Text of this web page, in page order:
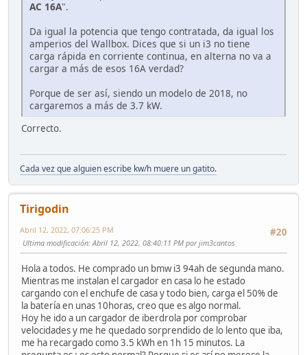
AC 16A".
Da igual la potencia que tengo contratada, da igual los
amperios del Wallbox. Dices que si un i3 no tiene
carga rápida en corriente continua, en alterna no va a
cargar a más de esos 16A verdad?
Porque de ser así, siendo un modelo de 2018, no
cargaremos a más de 3.7 kW.
Correcto.
Cada vez que alguien escribe kw/h muere un gatito.
Tirigodin
#20
Abril 12, 2022, 07:06:25 PM
Ultima modificación: Abril 12, 2022, 08:40:11 PM por jim3cantos
Hola a todos. He comprado un bmw i3 94ah de segunda mano.
Mientras me instalan el cargador en casa lo he estado
cargando con el enchufe de casa y todo bien, carga el 50% de
la batería en unas 10horas, creo que es algo normal.
Hoy he ido a un cargador de iberdrola por comprobar
velocidades y me he quedado sorprendido de lo lento que iba,
me ha recargado como 3.5 kWh en 1h 15 minutos. La